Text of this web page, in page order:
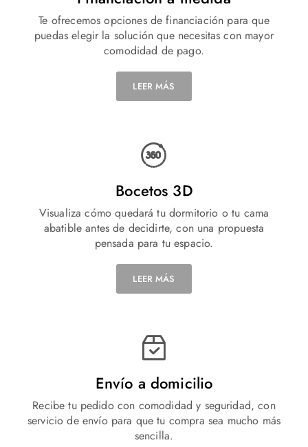
Te ofrecemos opciones de financiación para que
puedas elegir la solución que necesitas con mayor
comodidad de pago.
LEER MÁS
Bocetos 3D
Visualiza cómo quedará tu dormitorio o tu cama
abatible antes de decidirte, con una propuesta
pensada para tu espacio.
LEER MÁS
Envío a domicilio
Recibe tu pedido con comodidad y seguridad, con
servicio de envío para que tu compra sea mucho más
sencilla.